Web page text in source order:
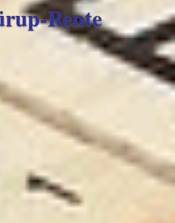
Rente